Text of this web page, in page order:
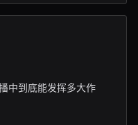
中到底能发挥多大作